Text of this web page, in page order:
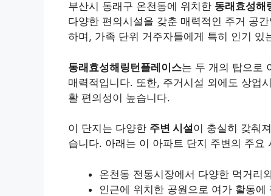
부산시 동래구 온천동에 위치한 동래효성해
다양한 편의시설을 갖춘 매력적인 주거 공
하며, 가족 단위 거주자들에게 특히 인기 있
동래효성해링턴플레이스는 두 개의 탑으로
매력적입니다. 또한, 주거시설 외에도 상업
활 편의성이 높습니다.
이 단지는 다양한 주변 시설이 충실히 갖춰
습니다. 아래는 이 아파트 단지 주변의 주요
온천동 전통시장에서 다양한 먹거리
인근에 위치한 공원으로 여가 활동에